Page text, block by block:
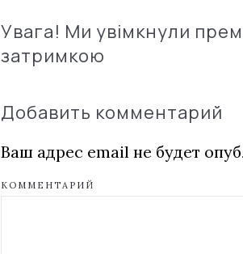
Увага! Ми увімкнули
затримкою
Добавить комментарий
Ваш адрес email не будет
КОММЕНТАРИЙ